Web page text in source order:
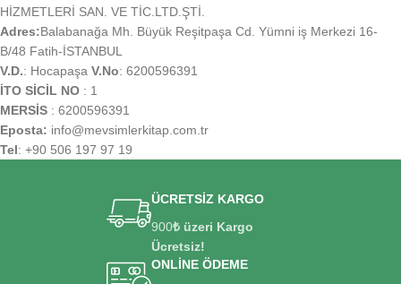
HİZMETLERİ SAN. VE TİC.LTD.ŞTİ.
Adres:Balabanağa Mh. Büyük Reşitpaşa Cd. Yümni iş Merkezi 16-
B/48 Fatih-İSTANBUL
V.D.: Hocapaşa V.No: 6200596391
İTO SİCİL NO : 1
MERSİS : 6200596391
Eposta: info@mevsimlerkitap.com.tr
Tel: +90 506 197 97 19
ÜCRETSİZ KARGO
900₺ üzeri Kargo
Ücretsiz!
ONLİNE ÖDEME